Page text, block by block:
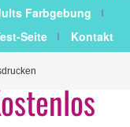
Farbgebung
Seite Kontakt